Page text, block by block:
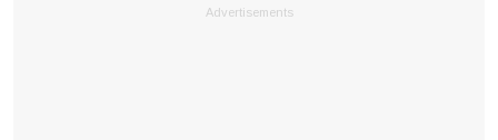
Advertisements